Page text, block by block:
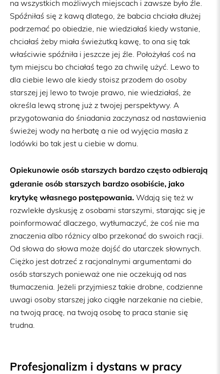
na wszystkich możliwych miejscach i zawsze było źle.
Spóźniłaś się z kawą dlatego, że babcia chciała dłużej
podrzemać po obiedzie, nie wiedziałaś kiedy wstanie,
chciałaś żeby miała świeżutką kawę, to ona się tak
właściwie spóźniła i jeszcze jej źle. Położyłaś coś na
tym miejscu bo chciałaś tego za chwilę użyć. Lewo to
dla ciebie lewo ale kiedy stoisz przodem do osoby
starszej jej lewo to twoje prawo, nie wiedziałaś, że
określa lewą stronę już z twojej perspektywy. A
przygotowania do śniadania zaczynasz od nastawienia
świeżej wody na herbatę a nie od wyjęcia masła z
lodówki bo tak jest u ciebie w domu.
Opiekunowie osób starszych bardzo często odbierają
gderanie osób starszych bardzo osobiście, jako
krytykę własnego postępowania. Wdają się też w
rozwlekłe dyskusję z osobami starszymi, starając się je
poinformować dlaczego, wytłumaczyć, że coś nie ma
znaczenia albo różnicy albo przekonać do swoich racji.
Od słowa do słowa może dojść do utarczek słownych.
Ciężko jest dotrzeć z racjonalnymi argumentami do
osób starszych ponieważ one nie oczekują od nas
tłumaczenia. Jeżeli przyjmiesz takie drobne, codzienne
uwagi osoby starszej jako ciągłe narzekanie na ciebie,
na twoją pracę, na twoją osobę to praca stanie się
trudna.
Profesjonalizm i dystans w pracy